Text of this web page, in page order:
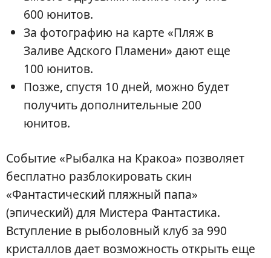
600 юнитов.
За фотографию на карте «Пляж в
Заливе Адского Пламени» дают еще
100 юнитов.
Позже, спустя 10 дней, можно будет
получить дополнительные 200
юнитов.
Событие «Рыбалка на Кракоа» позволяет
бесплатно разблокировать скин
«Фантастический пляжный папа»
(эпический) для Мистера Фантастика.
Вступление в рыболовный клуб за 990
кристаллов дает возможность открыть еще